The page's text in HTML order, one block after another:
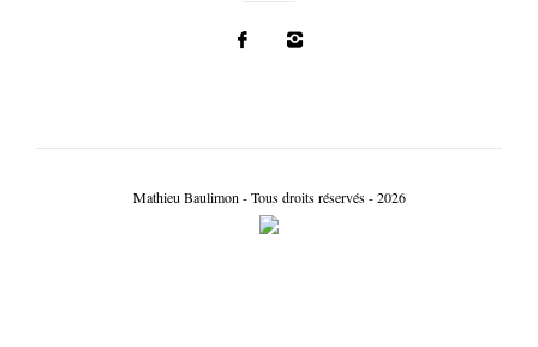
Mathieu Baulimon - Tous droits réservés - 2026